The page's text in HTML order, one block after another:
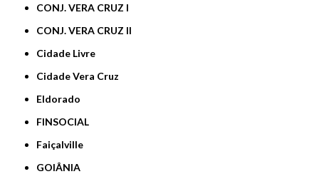
CONJ. VERA CRUZ I
CONJ. VERA CRUZ II
Cidade Livre
Cidade Vera Cruz
Eldorado
FINSOCIAL
Faiçalville
GOIÂNIA